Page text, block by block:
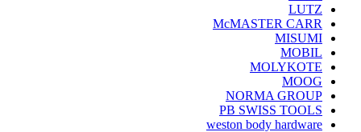
LUTZ
McMASTER CARR
MISUMI
MOBIL
MOLYKOTE
MOOG
NORMA GROUP
PB SWISS TOOLS
weston body hardware